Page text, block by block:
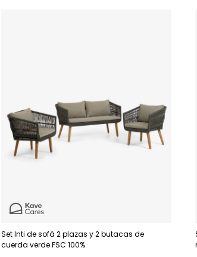
Set Inti de sofá 2 plazas y 2 butacas de
cuerda verde FSC 100%